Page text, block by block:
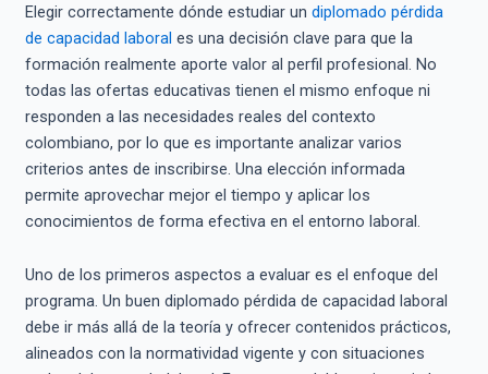
Elegir correctamente dónde estudiar un diplomado pérdida
de capacidad laboral es una decisión clave para que la
formación realmente aporte valor al perfil profesional. No
todas las ofertas educativas tienen el mismo enfoque ni
responden a las necesidades reales del contexto
colombiano, por lo que es importante analizar varios
criterios antes de inscribirse. Una elección informada
permite aprovechar mejor el tiempo y aplicar los
conocimientos de forma efectiva en el entorno laboral.
Uno de los primeros aspectos a evaluar es el enfoque del
programa. Un buen diplomado pérdida de capacidad laboral
debe ir más allá de la teoría y ofrecer contenidos prácticos,
alineados con la normatividad vigente y con situaciones